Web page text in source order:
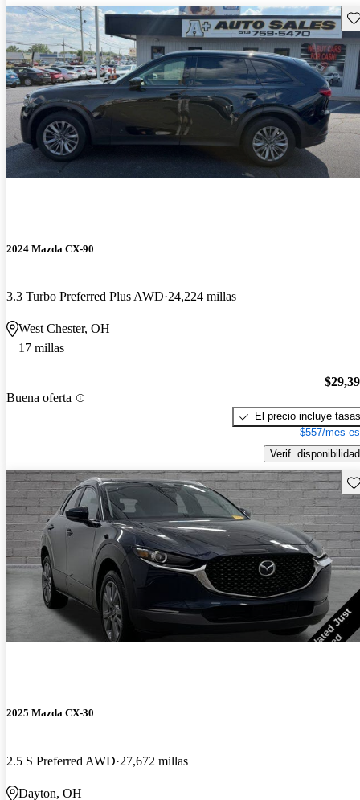
2024 Mazda CX-90
3.3 Turbo Preferred Plus AWD 24,224 millas
West Chester, OH
17 millas
Buena oferta
El precio incluye tasas
$557/mes
Verif. disponibilidad
2025 Mazda CX-30
2.5 S Preferred AWD 27,672 millas
Dayton, OH